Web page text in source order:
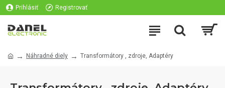
Prihlásiť Registrovať
Náhradné diely Transformátory , zdroje, Adaptéry